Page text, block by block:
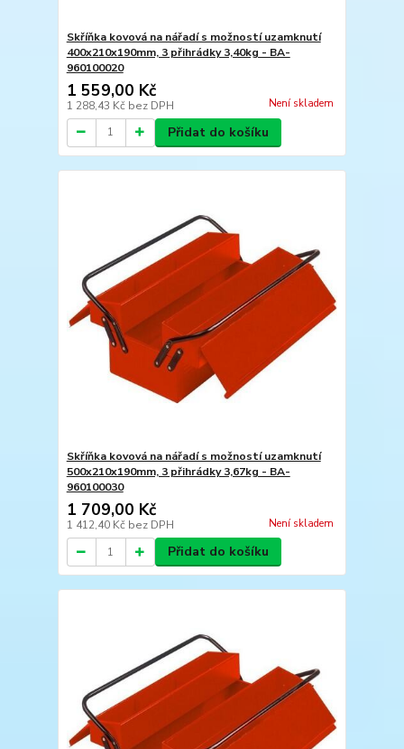
Skříňka kovová na nářadí s možností uzamknutí
400x210x190mm, 3 přihrádky 3,40kg - BA-
960100020
1 559,00 Kč
1 288,43 Kč bez DPH Není skladem
Přidat do košíku
Skříňka kovová na nářadí s možností uzamknutí
500x210x190mm, 3 přihrádky 3,67kg - BA-
960100030
1 709,00 Kč
1 412,40 Kč bez DPH Není skladem
Přidat do košíku